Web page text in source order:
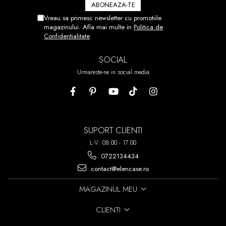
NU V-A IESIT DIN PRIMA PUTETI
DEZLIPI FOLIA SI SA O
REPOZITIONATI.
ACEST PROCES POATE FI
REPETAT DE PANA LA 7 ORI!
Vreau sa primesc newsletter cu promotiile
magazinului. Afla mai multe in Politica de
Confidentialitate
SOCIAL
Urmareste-ne in social media
SUPORT CLIENTI
L-V: 08:00 - 17:00
0722134434
contact@elencase.ro
MAGAZINUL MEU
CLIENTI